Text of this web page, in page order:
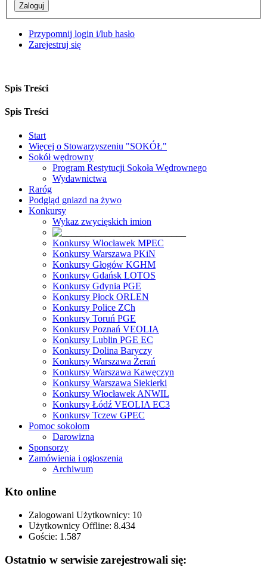
Zaloguj
Przypomnij login i/lub hasło
Zarejestruj się
Spis Treści
Spis Treści
Start
Więcej o Stowarzyszeniu "SOKÓŁ"
Sokół wędrowny
Program Restytucji Sokoła Wędrownego
Wydawnictwa
Raróg
Podgląd gniazd na żywo
Konkursy
Wykaz zwycięskich imion
Konkursy Włocławek MPEC
Konkursy Warszawa PKiN
Konkursy Głogów KGHM
Konkursy Gdańsk LOTOS
Konkursy Gdynia PGE
Konkursy Płock ORLEN
Konkursy Police ZCh
Konkursy Toruń PGE
Konkursy Poznań VEOLIA
Konkursy Lublin PGE EC
Konkursy Dolina Baryczy
Konkursy Warszawa Żerań
Konkursy Warszawa Kawęczyn
Konkursy Warszawa Siekierki
Konkursy Włocławek ANWIL
Konkursy Łódź VEOLIA EC3
Konkursy Tczew GPEC
Pomoc sokołom
Darowizna
Sponsorzy
Zamówienia i ogłoszenia
Archiwum
Kto online
Zalogowani Użytkownicy: 10
Użytkownicy Offline: 8.434
Goście: 1.587
Ostatnio w serwisie zarejestrowali się: